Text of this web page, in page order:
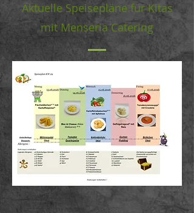
Aktuelle Speisepläne für Kitas
mit Menseria Catering